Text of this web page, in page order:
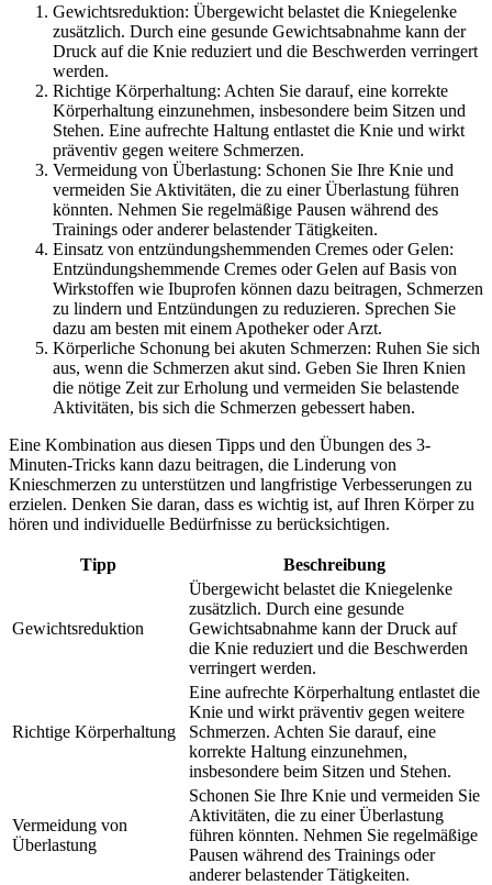
Gewichtsreduktion: Übergewicht belastet die Kniegelenke
zusätzlich. Durch eine gesunde Gewichtsabnahme kann der
Druck auf die Knie reduziert und die Beschwerden verringert
werden.
Richtige Körperhaltung: Achten Sie darauf, eine korrekte
Körperhaltung einzunehmen, insbesondere beim Sitzen und
Stehen. Eine aufrechte Haltung entlastet die Knie und wirkt
präventiv gegen weitere Schmerzen.
Vermeidung von Überlastung: Schonen Sie Ihre Knie und
vermeiden Sie Aktivitäten, die zu einer Überlastung führen
könnten. Nehmen Sie regelmäßige Pausen während des
Trainings oder anderer belastender Tätigkeiten.
Einsatz von entzündungshemmenden Cremes oder Gelen:
Entzündungshemmende Cremes oder Gelen auf Basis von
Wirkstoffen wie Ibuprofen können dazu beitragen, Schmerzen
zu lindern und Entzündungen zu reduzieren. Sprechen Sie
dazu am besten mit einem Apotheker oder Arzt.
Körperliche Schonung bei akuten Schmerzen: Ruhen Sie sich
aus, wenn die Schmerzen akut sind. Geben Sie Ihren Knien
die nötige Zeit zur Erholung und vermeiden Sie belastende
Aktivitäten, bis sich die Schmerzen gebessert haben.
Eine Kombination aus diesen Tipps und den Übungen des 3-
Minuten-Tricks kann dazu beitragen, die Linderung von
Knieschmerzen zu unterstützen und langfristige Verbesserungen zu
erzielen. Denken Sie daran, dass es wichtig ist, auf Ihren Körper zu
hören und individuelle Bedürfnisse zu berücksichtigen.
Tipp Beschreibung
Gewichtsreduktion
Übergewicht belastet die Kniegelenke
zusätzlich. Durch eine gesunde
Gewichtsabnahme kann der Druck auf
die Knie reduziert und die Beschwerden
verringert werden.
Richtige Körperhaltung
Eine aufrechte Körperhaltung entlastet die
Knie und wirkt präventiv gegen weitere
Schmerzen. Achten Sie darauf, eine
korrekte Haltung einzunehmen,
insbesondere beim Sitzen und Stehen.
Vermeidung von
Überlastung
Schonen Sie Ihre Knie und vermeiden Sie
Aktivitäten, die zu einer Überlastung
führen könnten. Nehmen Sie regelmäßige
Pausen während des Trainings oder
anderer belastender Tätigkeiten.